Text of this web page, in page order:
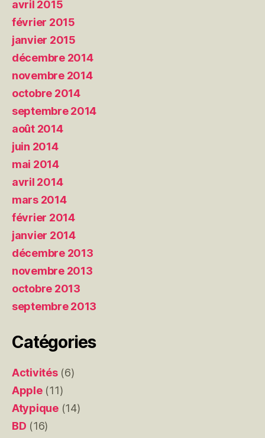
avril 2015
février 2015
janvier 2015
décembre 2014
novembre 2014
octobre 2014
septembre 2014
août 2014
juin 2014
mai 2014
avril 2014
mars 2014
février 2014
janvier 2014
décembre 2013
novembre 2013
octobre 2013
septembre 2013
Catégories
Activités(6)
Apple(11)
Atypique(14)
BD (16)